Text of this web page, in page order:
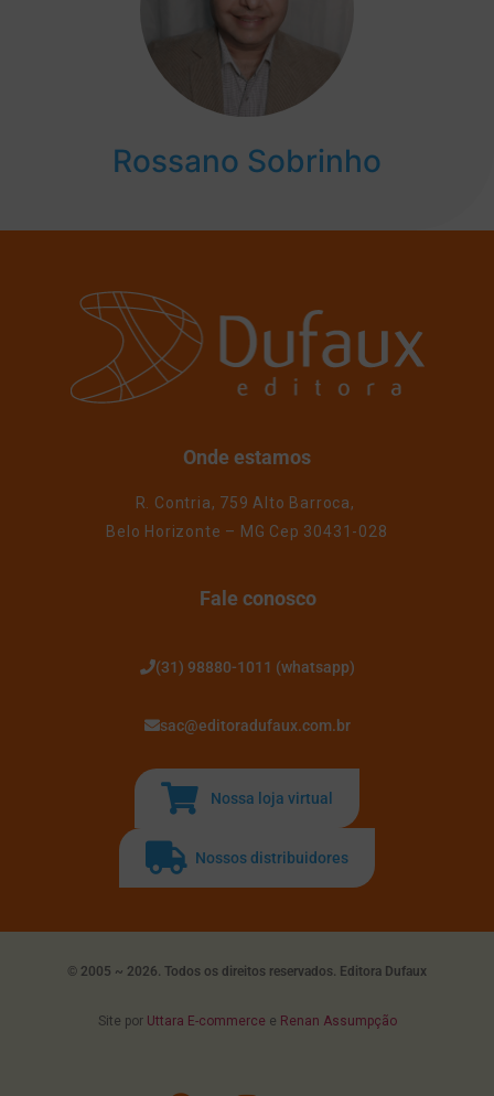
Rossano Sobrinho
Onde estamos
R. Contria, 759 Alto Barroca,
Belo Horizonte – MG Cep 30431-028
Fale conosco
(31) 98880-1011 (whatsapp)
sac@editoradufaux.com.br
Nossa loja virtual
Nossos distribuidores
© 2005 ~ 2026. Todos os direitos reservados. Editora Dufaux
Site por Uttara E-commerce e Renan Assumpção